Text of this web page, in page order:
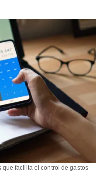
que facilita el control de gastos